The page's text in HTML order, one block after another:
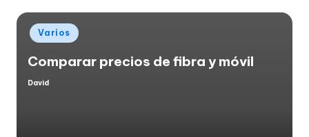
Publicado
en
Varios
Comparar precios de fibra y móvil
Publicado
David